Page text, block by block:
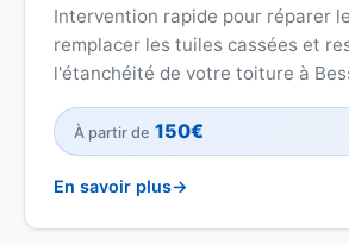
Intervention rapide pour réparer
remplacer les tuiles cassées et
l'étanchéité de votre toiture à
À partir de 150€
En savoir plus